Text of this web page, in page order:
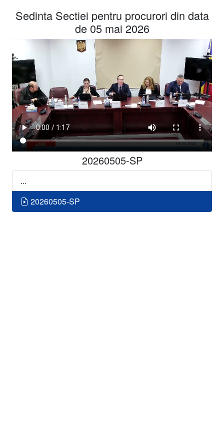
Sedinta Sectiei pentru procurori din data
de 05 mai 2026
20260505-SP
...
20260505-SP